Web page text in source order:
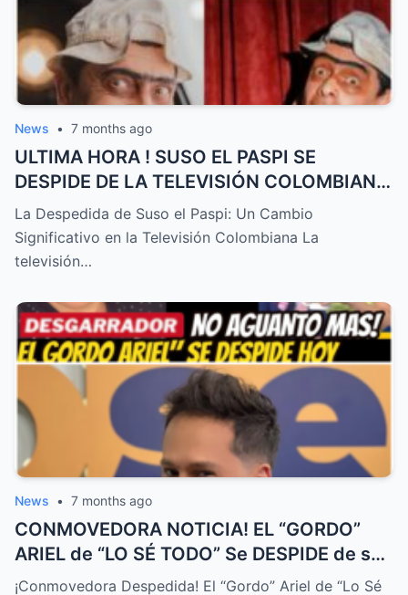
News • 7 months ago
ULTIMA HORA ! SUSO EL PASPI SE
DESPIDE DE LA TELEVISIÓN COLOMBIANA
! TRISTE NOTICIA HOY – HTT
La Despedida de Suso el Paspi: Un Cambio
Significativo en la Televisión Colombiana La
televisión…
News • 7 months ago
CONMOVEDORA NOTICIA! EL “GORDO”
ARIEL de “LO SÉ TODO” Se DESPIDE de su
FAMILIA HOY! DURA ENFERMEDAD! – HTT
¡Conmovedora Despedida! El “Gordo” Ariel de “Lo Sé